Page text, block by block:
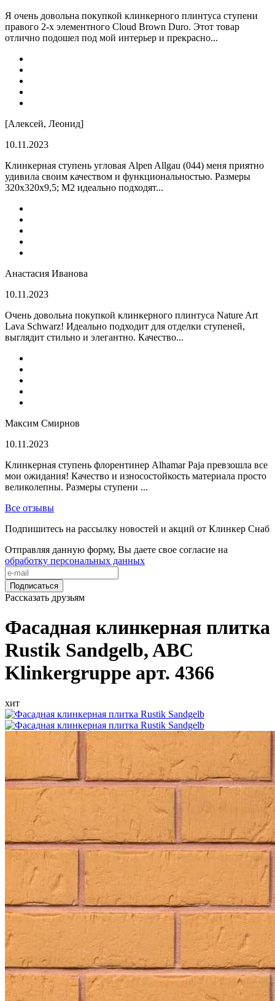
Я очень довольна покупкой клинкерного плинтуса ступени
правого 2-х элементного Cloud Brown Duro. Этот товар
отлично подошел под мой интерьер и прекрасно...
[Алексей, Леонид]
10.11.2023
Клинкерная ступень угловая Alpen Allgau (044) меня приятно
удивила своим качеством и функциональностью. Размеры
320x320x9,5; M2 идеально подходят...
Анастасия Иванова
10.11.2023
Очень довольна покупкой клинкерного плинтуса Nature Art
Lava Schwarz! Идеально подходит для отделки ступеней,
выглядит стильно и элегантно. Качество...
Максим Смирнов
10.11.2023
Клинкерная ступень флорентинер Alhamar Paja превзошла все
мои ожидания! Качество и износостойкость материала просто
великолепны. Размеры ступени ...
Все отзывы
Подпишитесь на рассылку новостей и акций от Клинкер Снаб
Отправляя данную форму, Вы даете свое согласие на
обработку персональных данных
Подписаться
Рассказать друзьям
Фасадная клинкерная плитка
Rustik Sandgelb, ABC
Klinkergruppe арт. 4366
хит